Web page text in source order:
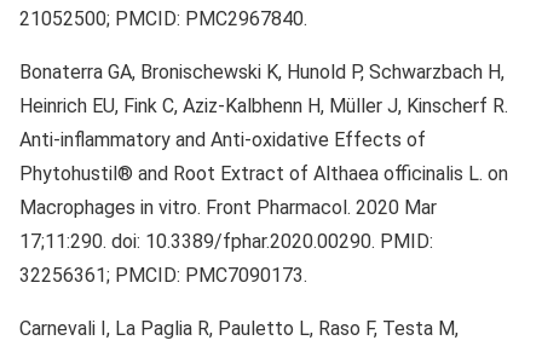
21052500; PMCID: PMC2967840.
Bonaterra GA, Bronischewski K, Hunold P, Schwarzbach H,
Heinrich EU, Fink C, Aziz-Kalbhenn H, Müller J, Kinscherf R.
Anti-inflammatory and Anti-oxidative Effects of
Phytohustil® and Root Extract of Althaea officinalis L. on
Macrophages in vitro. Front Pharmacol. 2020 Mar
17;11:290. doi: 10.3389/fphar.2020.00290. PMID:
32256361; PMCID: PMC7090173.
Carnevali I, La Paglia R, Pauletto L, Raso F, Testa M,